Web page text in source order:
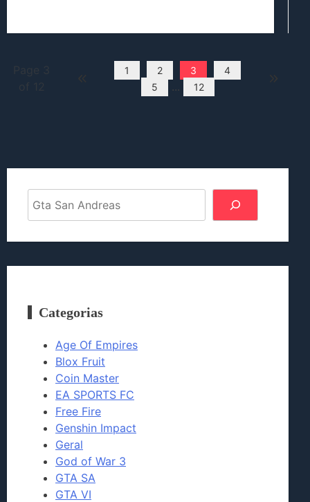
1 2 3
4
5
... 12
Categorias
Age Of Empires
Blox Fruit
Coin Master
EA SPORTS FC
Free Fire
Genshin Impact
Geral
God of War 3
GTA SA
GTA VI